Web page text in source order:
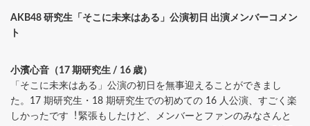
AKB48 研究⽣「そこに未来はある」公演初⽇ 出演メンバーコメン
ト
⼩濱⼼⾳（17 期研究⽣ / 16 歳）
「そこに未来はある」公演の初⽇を無事迎えることができまし
た。17 期研究⽣・18 期研究⽣での初めての 16 ⼈公演、すごく楽
しかったです︕緊張もしたけど、メンバーとファンのみなさんと